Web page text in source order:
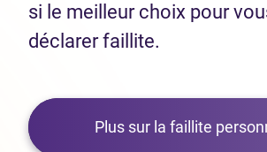
si le meilleur choix pour
déclarer faillite.
Plus sur la faillite